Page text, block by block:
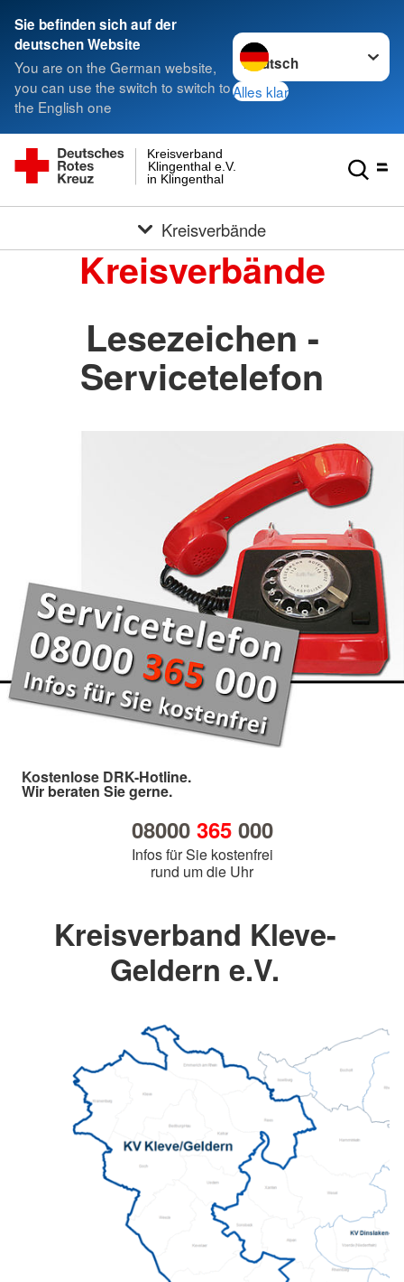
Sie befinden sich auf der
deutschen Website
You are on the German website,
you can use the switch to switch to
the English one
Sprache wechseln zu
Alles klar
in Klingenthal
Klingenthal e.V.
Kreisverband
Kreisverbände
Kreisverbände
Lesezeichen -
Servicetelefon
Kostenlose DRK-Hotline.
Wir beraten Sie gerne.
08000 365000
Infos für Sie kostenfrei
rund um die Uhr
Kreisverband Kleve-
Geldern e.V.